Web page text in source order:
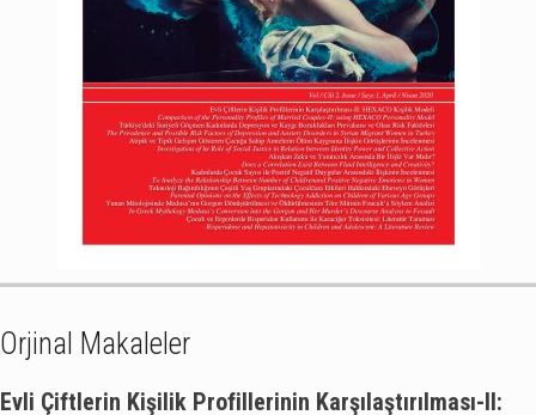
Orjinal Makaleler
Evli Çiftlerin Kişilik Profillerinin Karşılaştırılması-II: